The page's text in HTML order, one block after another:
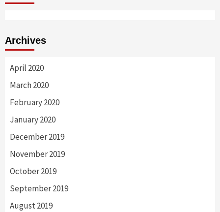
Archives
April 2020
March 2020
February 2020
January 2020
December 2019
November 2019
October 2019
September 2019
August 2019